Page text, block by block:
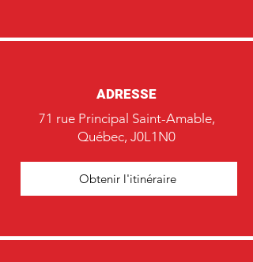
ADRESSE
71 rue Principal Saint-Amable,
Québec, J0L1N0
Obtenir l'itinéraire